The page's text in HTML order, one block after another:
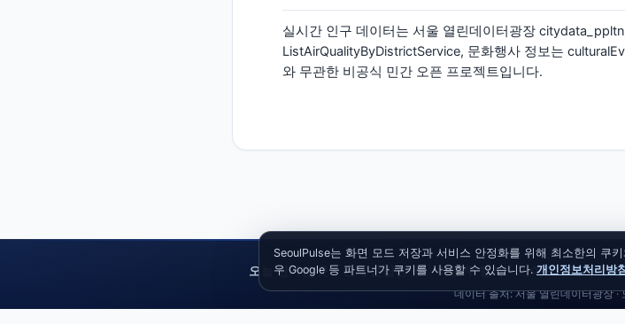
실시간 인구 데이터는 서울 열린데이터광장
ListAirQualityByDistrictService, 문화행사 정보는
와 무관한 비공식 민간 오픈 프로젝트입니다.
오늘 한가한 곳 | 현재 혼잡한 곳 이번 주 행사 | 가이드 | 회사 소개
데이터 출처: 서울 열린데이터광장
SeoulPulse는 화면 모드 저장과 서비스 안정화를 위해 최소한의 쿠
우 Google 등 파트너가 쿠키를 사용할 수 있습니다. 개인정보처리방